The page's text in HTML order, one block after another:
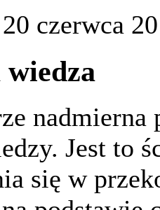
czerwca
nadmierna
Jest to
się w